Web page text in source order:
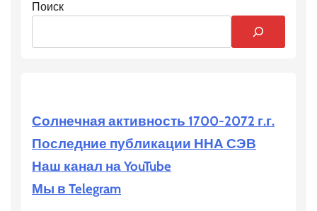
Поиск
Солнечная активность 1700-2072 г.г.
Последние публикации ННА СЭВ
Наш канал на YouTube
Мы в Telegram